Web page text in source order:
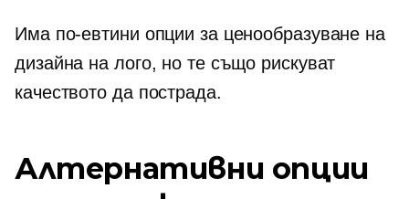
Има по-евтини опции за ценообразуване на
дизайна на лого, но те също рискуват
качеството да пострада.
Алтернативни опции